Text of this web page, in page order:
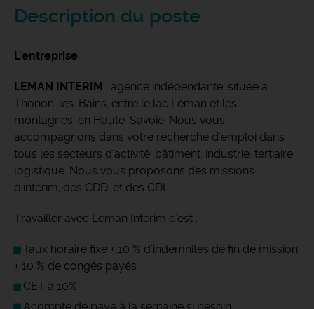
Description du poste
L'entreprise
LEMAN INTERIM, agence indépendante, située à
Thonon-les-Bains, entre le lac Léman et les
montagnes, en Haute-Savoie. Nous vous
accompagnons dans votre recherche d'emploi dans
tous les secteurs d'activité, bâtiment, industrie, tertiaire,
logistique. Nous vous proposons des missions
d'intérim, des CDD, et des CDI.
Travailler avec Léman Intérim c'est :
Taux horaire fixe + 10 % d’indemnités de fin de mission
+ 10 % de congés payés
CET à 10%